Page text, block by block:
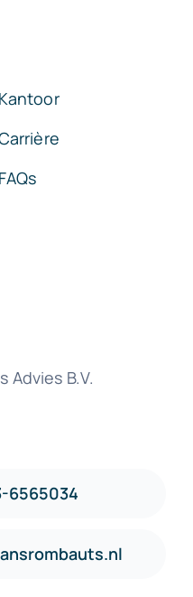
Kantoor
FAQs
Advies B.V.
6565034